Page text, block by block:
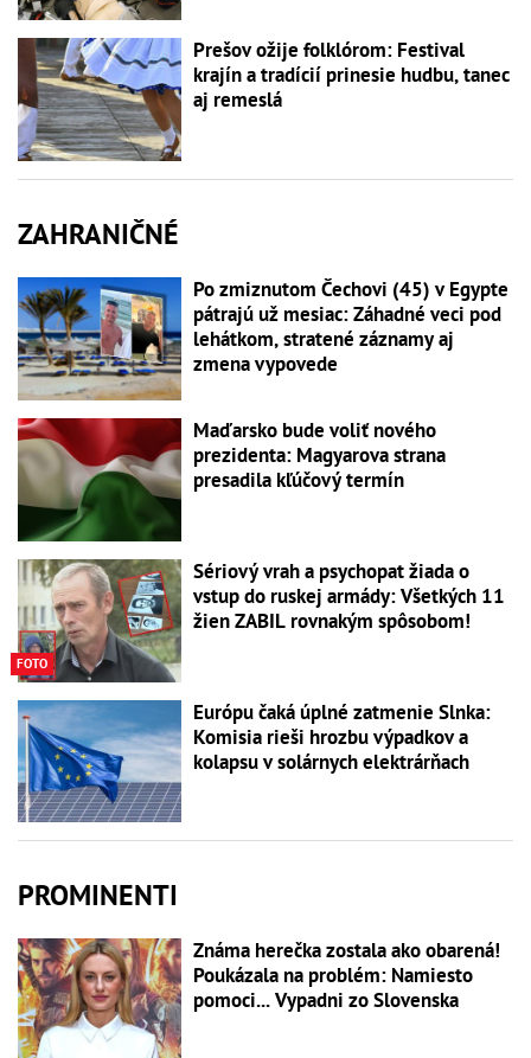
Prešov ožije folklórom: Festival
krajín a tradícií prinesie hudbu, tanec
aj remeslá
ZAHRANIČNÉ
Po zmiznutom Čechovi (45) v Egypte
pátrajú už mesiac: Záhadné veci pod
lehátkom, stratené záznamy aj
zmena vypovede
Maďarsko bude voliť nového
prezidenta: Magyarova strana
presadila kľúčový termín
FOTO
Sériový vrah a psychopat žiada o
vstup do ruskej armády: Všetkých 11
žien ZABIL rovnakým spôsobom!
Európu čaká úplné zatmenie Slnka:
Komisia rieši hrozbu výpadkov a
kolapsu v solárnych elektrárňach
PROMINENTI
Známa herečka zostala ako obarená!
Poukázala na problém: Namiesto
pomoci... Vypadni zo Slovenska